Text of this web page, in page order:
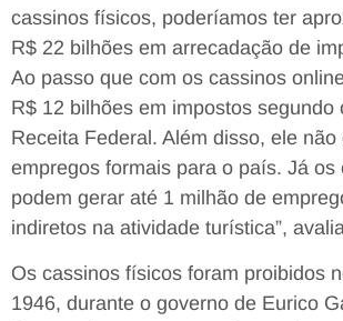
cassinos físicos, poderíamos ter
R$ 22 bilhões em arrecadação de
Ao passo que com os cassinos
R$ 12 bilhões em impostos segundo
Receita Federal. Além disso, ele não
empregos formais para o país. Já os
podem gerar até 1 milhão de
indiretos na atividade turística”,
Os cassinos físicos foram proibidos
1946, durante o governo de Eurico